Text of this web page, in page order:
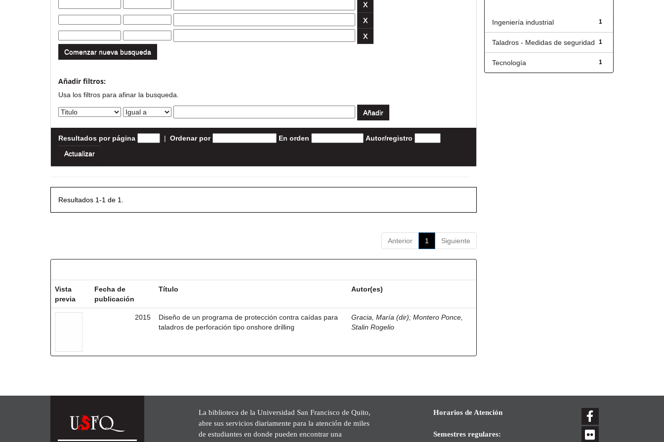
Comenzar nueva busqueda
Añadir filtros:
Usa los filtros para afinar la busqueda.
Resultados por página | Ordenar por En orden Autor/registro
Resultados 1-1 de 1.
Anterior 1 Siguiente
Vista
previa
Fecha de
publicación
Título Autor(es)
2015
Diseño de un programa de protección contra caídas para
taladros de perforación tipo onshore drilling
Gracia, María (dir);Montero Ponce,
Stalin Rogelio
1
Ingeniería industrial
1
Taladros - Medidas de seguridad
1
Tecnología
La biblioteca de la Universidad San Francisco de Quito,
abre sus servicios diariamente para la atención de miles
de estudiantes en donde pueden encontrar una
Horarios de Atención
Semestres regulares: